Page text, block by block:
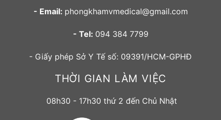
- Email: phongkhamvmedical@gmail.com
- Tel: 094 384 7799
- Giấy phép Sở Y Tế số: 09391/HCM-GPHĐ
THỜI GIAN LÀM VIỆC
08h30 - 17h30 thứ 2 đến Chủ Nhật